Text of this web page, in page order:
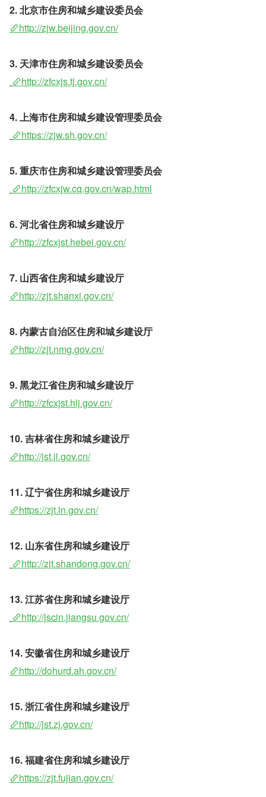
2. 北京市住房和城乡建设委员会
http://zjw.beijing.gov.cn/
3. 天津市住房和城乡建设委员会
http://zfcxjs.tj.gov.cn/
4. 上海市住房和城乡建设管理委员会
https://zjw.sh.gov.cn/
5. 重庆市住房和城乡建设管理委员会
http://zfcxjw.cq.gov.cn/wap.html
6. 河北省住房和城乡建设厅
http://zfcxjst.hebei.gov.cn/
7. 山西省住房和城乡建设厅
http://zjt.shanxi.gov.cn/
8. 内蒙古自治区住房和城乡建设厅
http://zjt.nmg.gov.cn/
9. 黑龙江省住房和城乡建设厅
http://zfcxjst.hlj.gov.cn/
10. 吉林省住房和城乡建设厅
http://jst.jl.gov.cn/
11. 辽宁省住房和城乡建设厅
https://zjt.ln.gov.cn/
12. 山东省住房和城乡建设厅
http://zjt.shandong.gov.cn/
13. 江苏省住房和城乡建设厅
http://jscin.jiangsu.gov.cn/
14. 安徽省住房和城乡建设厅
http://dohurd.ah.gov.cn/
15. 浙江省住房和城乡建设厅
http://jst.zj.gov.cn/
16. 福建省住房和城乡建设厅
https://zjt.fujian.gov.cn/